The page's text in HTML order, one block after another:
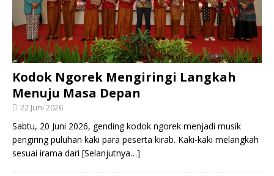
Kodok Ngorek Mengiringi Langkah
Menuju Masa Depan
22 Juni 2026
Sabtu, 20 Juni 2026, gending kodok ngorek menjadi musik
pengiring puluhan kaki para peserta kirab. Kaki-kaki melangkah
sesuai irama dari [Selanjutnya…]